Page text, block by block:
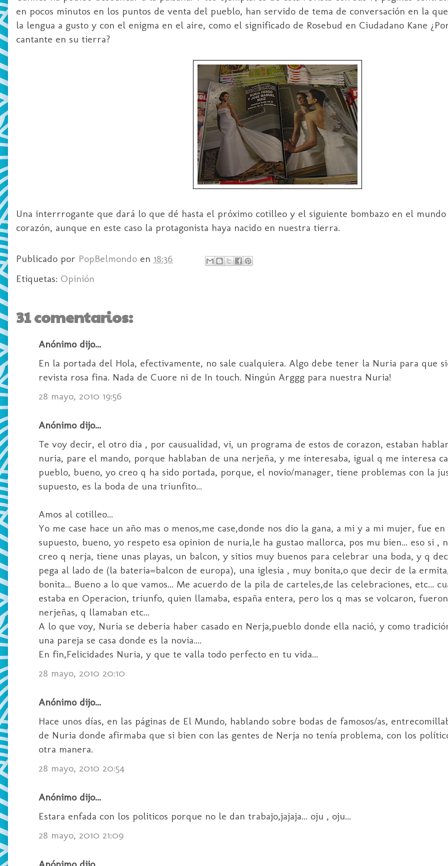
en pocos minutos en los puntos de venta del pueblo, han servido de tema de conversación en la
la lengua a gusto y con el enigma en el aire, como el significado de Rosebud en Ciudadano Kane
cantante en su tierra?
Una interrrogante que dará lo que dé hasta el próximo cotilleo y el siguiente bombazo en el
corazón, aunque en este caso la protagonista haya nacido en nuestra tierra.
Publicado por PopBelmondo en 18:36
Etiquetas: Opinión
31 comentarios:
Anónimo dijo...
En la portada del Hola, efectivamente, no sale cualquiera. Algo debe tener la Nuria para que
revista rosa fina. Nada de Cuore ni de In touch. Ningún Arggg para nuestra Nuria!
28 mayo, 2010 19:56
Anónimo dijo...
Te voy decir, el otro dia , por causualidad, vi, un programa de estos de corazon, estaban
nuria, pare el mando, porque hablaban de una nerjeña, y me interesaba, igual q me interesa
pueblo, bueno, yo creo q ha sido portada, porque, el novio/manager, tiene problemas con la
supuesto, es la boda de una triunfito...
Amos al cotilleo...
Yo me case hace un año mas o menos,me case,donde nos dio la gana, a mi y a mi mujer, fue
supuesto, bueno, yo respeto esa opinion de nuria,le ha gustao mallorca, pos mu bien... eso si ,
creo q nerja, tiene unas playas, un balcon, y sitios muy buenos para celebrar una boda, y q
pega al lado de (la bateria=balcon de europa), una iglesia , muy bonita,o que decir de la
bonita... Bueno a lo que vamos... Me acuerdo de la pila de carteles,de las celebraciones, etc...
estaba en Operacion, triunfo, quien llamaba, españa entera, pero los q mas se volcaron,
nerjeñas, q llamaban etc...
A lo que voy, Nuria se deberia haber casado en Nerja,pueblo donde ella nació, y como
una pareja se casa donde es la novia....
En fin,Felicidades Nuria, y que te valla todo perfecto en tu vida...
28 mayo, 2010 20:10
Anónimo dijo...
Hace unos días, en las páginas de El Mundo, hablando sobre bodas de famosos/as,
de Nuria donde afirmaba que si bien con las gentes de Nerja no tenía problema, con los
otra manera.
28 mayo, 2010 20:54
Anónimo dijo...
Estara enfada con los politicos porque no le dan trabajo,jajaja... oju , oju...
28 mayo, 2010 21:09